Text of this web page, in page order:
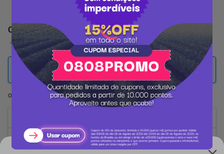
Chocolate Bacio di Latte Branco 80g
0 Avaliação
1.017 pontos
ou resgate porpontos + dinheiro
865 pontos + R$ 6,99